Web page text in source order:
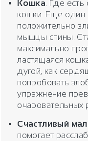
Кошка . Где
кошки. Еще один
положительно
мышцы спины.
максимально
ластящаяся
дугой, как
попробовать
упражнение
очаровательных
Счастливый
помогает